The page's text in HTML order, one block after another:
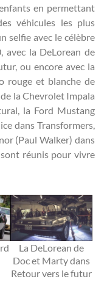
en permettant
véhicules les plus
selfie avec le célèbre
la DeLorean de
ou encore avec la
rouge et blanche de
la Chevrolet Impala
la Ford Mustang
dans Transformers,
(Paul Walker) dans
réunis pour vivre
La DeLorean de
Doc et Marty dans
Retour vers le futur